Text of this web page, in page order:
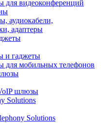
для видеоконференций
аудиокабели,
адаптеры
и гаджеты
для мобильных телефонов
шлюзы
Solutions
Solutions